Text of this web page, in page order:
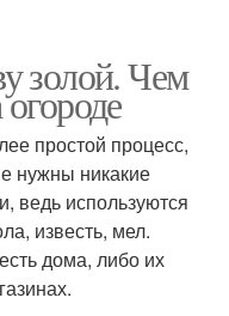
золой. Чем
простой процесс,
нужны никакие
ведь используются
известь, мел.
дома, либо их